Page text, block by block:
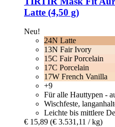
Latte (4,50 g)
Neu!
24N Latte
13N Fair Ivory
15C Fair Porcelain
17C Porcelain
17W French Vanilla
+9
Für alle Hauttypen -
Wischfeste,
Leichte bis mittlere
€ 15,89 (€ 3.531,11 / kg)